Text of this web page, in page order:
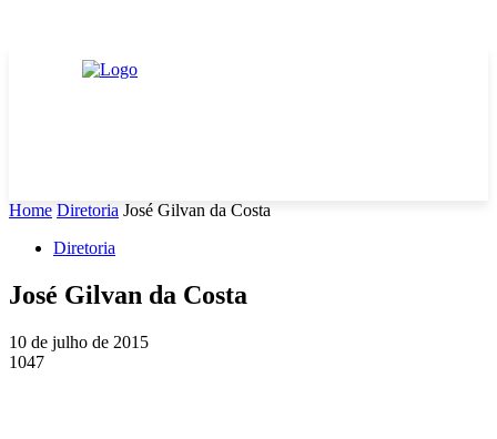
Home Diretoria José Gilvan da Costa
Diretoria
José Gilvan da Costa
10 de julho de 2015
1047